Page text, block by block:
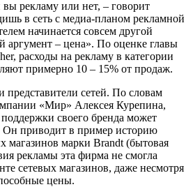
вы рекламу или нет, – говорит
в сеть с медиа-планом рекламной
начинается совсем другой
аргумент – цена». По оценке главы
расходы на рекламу в категории
примерно 10 – 15% от продаж.
сетей. По словам
«Мир» Алексея Курепина,
поддержки своего бренда может
Он приводит в пример историю
магазинов марки Brandt (бытовая
рекламы эта фирма не смогла
сетевых магазинов, даже несмотря
цены.